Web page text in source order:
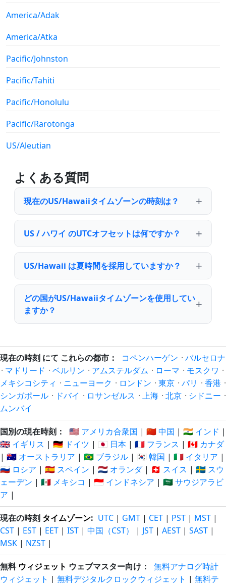
America/Adak
America/Atka
Pacific/Johnston
Pacific/Tahiti
Pacific/Honolulu
Pacific/Rarotonga
US/Aleutian
よくある質問
現在のUS/Hawaiiタイムゾーンの時刻は？
US / ハワイ のUTCオフセットは何ですか？
US/Hawaii は夏時間を採用していますか？
どの国がUS/Hawaiiタイムゾーンを使用してい
ますか？
現在の時刻 にて これらの都市： コペンハーゲン · バルセロナ
· マドリード · ベルリン · アムステルダム · ローマ · モスクワ ·
メキシコシティ · ニューヨーク · ロンドン · 東京 · パリ · 香港 ·
シンガポール · ドバイ · ロサンゼルス · 上海 · 北京 · シドニー ·
ムンバイ
国別の現在時刻： 🇺🇸 アメリカ合衆国 | 🇨🇳 中国 | 🇮🇳 インド |
🇬🇧 イギリス | 🇩🇪 ドイツ | 🇯🇵 日本 | 🇫🇷 フランス | 🇨🇦 カナダ
| 🇦🇺 オーストラリア | 🇧🇷 ブラジル | 🇰🇷 韓国 | 🇮🇹 イタリア |
🇷🇺 ロシア | 🇪🇸 スペイン | 🇳🇱 オランダ| 🇨🇭 スイス | 🇸🇪 スウ
ェーデン | 🇲🇽 メキシコ | 🇮🇩 インドネシア | 🇸🇦 サウジアラビ
ア |
現在の時刻 タイムゾーン: UTC | GMT | CET | PST | MST |
CST | EST | EET | IST | 中国（CST） | JST | AEST | SAST |
MSK | NZST |
無料 ウィジェット ウェブマスター向け：
無料アナログ時計
ウィジェット | 無料デジタルクロックウィジェット | 無料テ